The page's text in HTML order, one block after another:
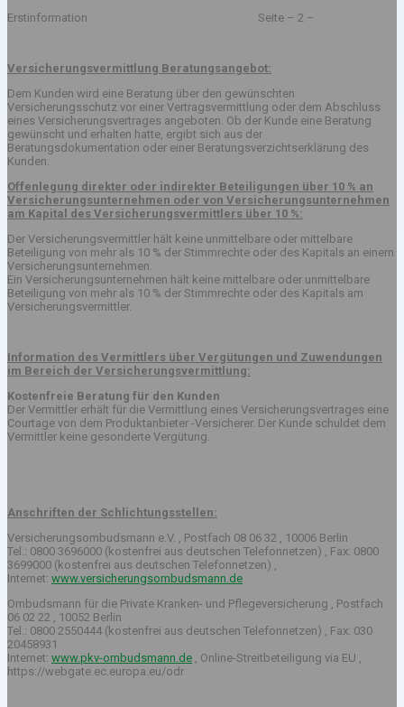
Erstinformation Seite – 2 –
Versicherungsvermittlung Beratungsangebot:
Dem Kunden wird eine Beratung über den gewünschten
Versicherungsschutz vor einer Vertragsvermittlung oder dem Abschluss
eines Versicherungsvertrages angeboten. Ob der Kunde eine Beratung
gewünscht und erhalten hatte, ergibt sich aus der
Beratungsdokumentation oder einer Beratungsverzichtserklärung des
Kunden.
Offenlegung direkter oder indirekter Beteiligungen über 10 % an
Versicherungsunternehmen oder von Versicherungsunternehmen
am Kapital des Versicherungsvermittlers über 10 %:
Der Versicherungsvermittler hält keine unmittelbare oder mittelbare
Beteiligung von mehr als 10 % der Stimmrechte oder des Kapitals an einem
Versicherungsunternehmen.
Ein Versicherungsunternehmen hält keine mittelbare oder unmittelbare
Beteiligung von mehr als 10 % der Stimmrechte oder des Kapitals am
Versicherungsvermittler.
Information des Vermittlers über Vergütungen und Zuwendungen
im Bereich der Versicherungsvermittlung:
Kostenfreie Beratung für den Kunden
Der Vermittler erhält für die Vermittlung eines Versicherungsvertrages eine
Courtage von dem Produktanbieter -Versicherer. Der Kunde schuldet dem
Vermittler keine gesonderte Vergütung.
Anschriften der Schlichtungsstellen:
Versicherungsombudsmann e.V. , Postfach 08 06 32 , 10006 Berlin
Tel.: 0800 3696000 (kostenfrei aus deutschen Telefonnetzen) , Fax: 0800
3699000 (kostenfrei aus deutschen Telefonnetzen) ,
Internet: www.versicherungsombudsmann.de
Ombudsmann für die Private Kranken- und Pflegeversicherung , Postfach
06 02 22 , 10052 Berlin
Tel.: 0800 2550444 (kostenfrei aus deutschen Telefonnetzen) , Fax: 030
20458931
Internet: www.pkv-ombudsmann.de , Online-Streitbeteiligung via EU ,
https://webgate.ec.europa.eu/odr